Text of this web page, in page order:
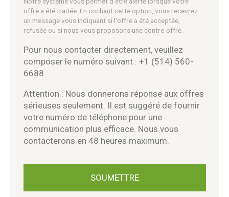
offre a été traitée. En cochant cette option, vous recevrez
un message vous indiquant si l'offre a été acceptée,
refusée ou si nous vous proposons une contre-offre.
Pour nous contacter directement, veuillez
composer le numéro suivant : +1 (514) 560-
6688
Attention : Nous donnerons réponse aux offres
sérieuses seulement. Il est suggéré de fournir
votre numéro de téléphone pour une
communication plus efficace. Nous vous
contacterons en 48 heures maximum.